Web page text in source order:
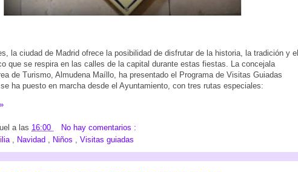
la ciudad de Madrid ofrece la posibilidad de disfrutar de la historia, la tradición y el
que se respira en las calles de la capital durante estas fiestas. La concejala
de Turismo, Almudena Maíllo, ha presentado el Programa de Visitas Guiadas
ha puesto en marcha desde el Ayuntamiento, con tres rutas especiales:
a las 16:00
No hay comentarios :
, Navidad , Niños , Visitas guiadas